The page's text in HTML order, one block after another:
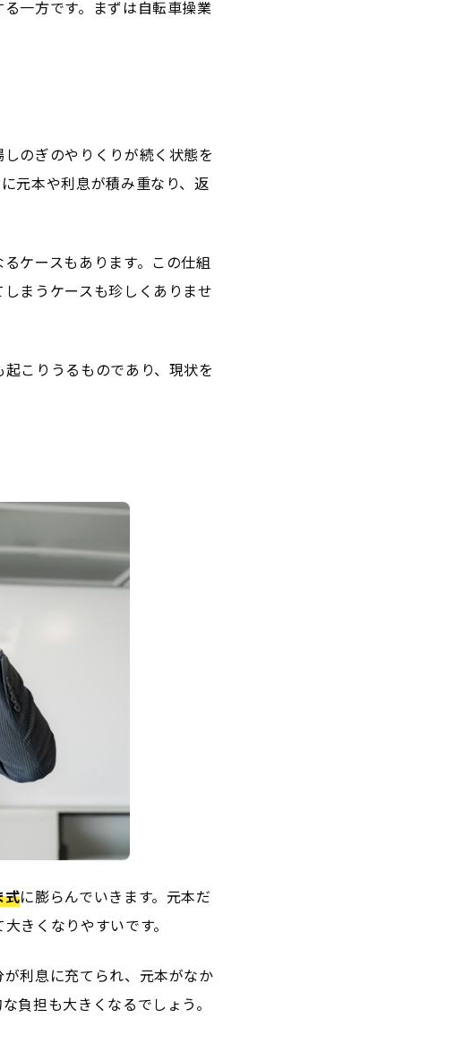
一方です。まずは自転車操業
しのぎのやりくりが続く状態を
元本や利息が積み重なり、返
ケースもあります。この仕組
まうケースも珍しくありませ
こりうるものであり、現状を
式に膨らんでいきます。元本だ
きくなりやすいです。
利息に充てられ、元本がなか
負担も大きくなるでしょう。